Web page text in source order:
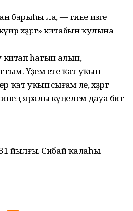
барыһы ла, — тине изге
хәҙрәт» китабын ҡулына
китап һатып алып,
Үҙем ете ҡат уҡып
уҡып сығам әле, хәҙрәт
яралы күңелемә дауа бит
йылғы. Сибай ҡалаһы.